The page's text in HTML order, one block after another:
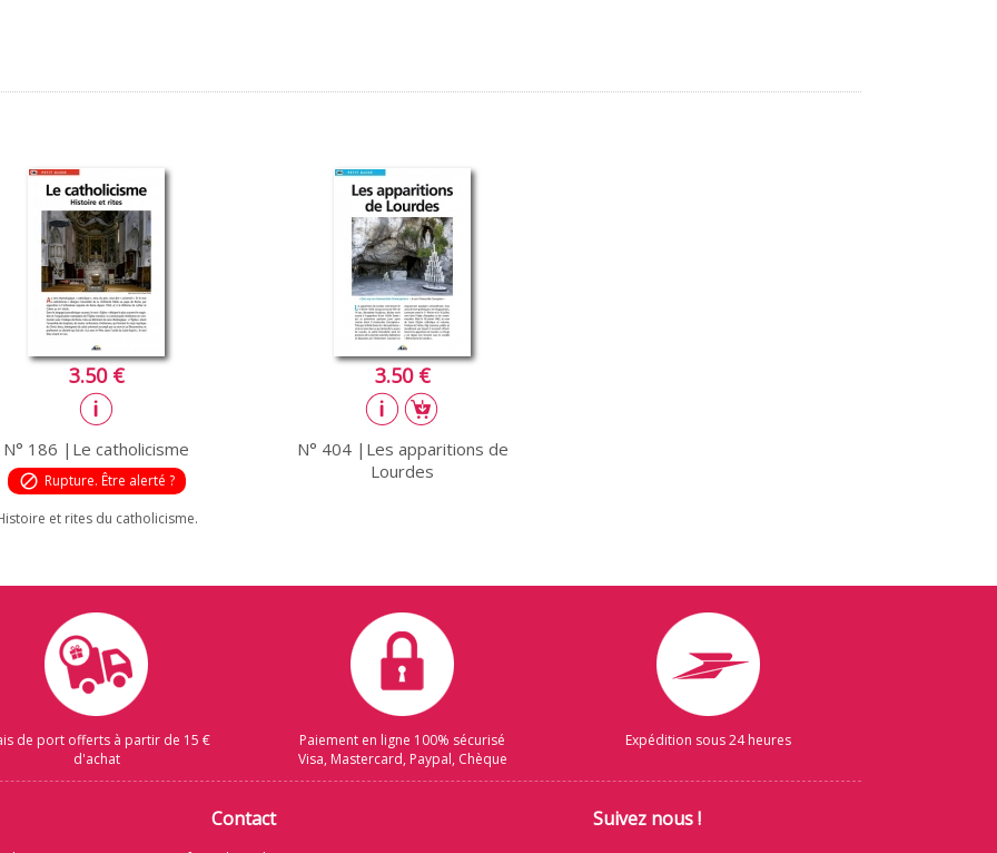
3.50 €
N° 186 |Le catholicisme
block Rupture. Être alerté ?
et rites du catholicisme.
3.50 €
N° 404 |Les apparitions de
Lourdes
de port offerts à partir de 15 €
d'achat
Paiement en ligne 100% sécurisé
Visa, Mastercard, Paypal, Chèque
Expédition sous 24 heures
Contact Suivez nous !